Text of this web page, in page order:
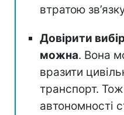
втратою
Довірити
можна. Вона
вразити
транспорт. Тож
автономності